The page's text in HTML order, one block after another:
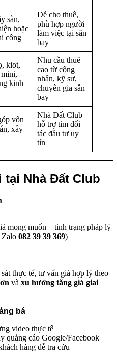
sẵn,
hoặc
công
Dễ cho thuê,
phù hợp người
làm việc tại sân
bay
kiot,
kinh
Nhu cầu thuê
cao từ công
nhân, kỹ sư,
chuyên gia sân
bay
vốn
xây
Nhà Đất Club
hỗ trợ tìm đối
tác đầu tư uy
tín
Nhà Đất Club
mong muốn – tình trạng pháp lý
Zalo 082 39 39 369)
thực tế, tư vấn giá hợp lý theo
và xu hướng tăng giá giai
bá
video thực tế
quảng cáo Google/Facebook
hàng dễ tra cứu